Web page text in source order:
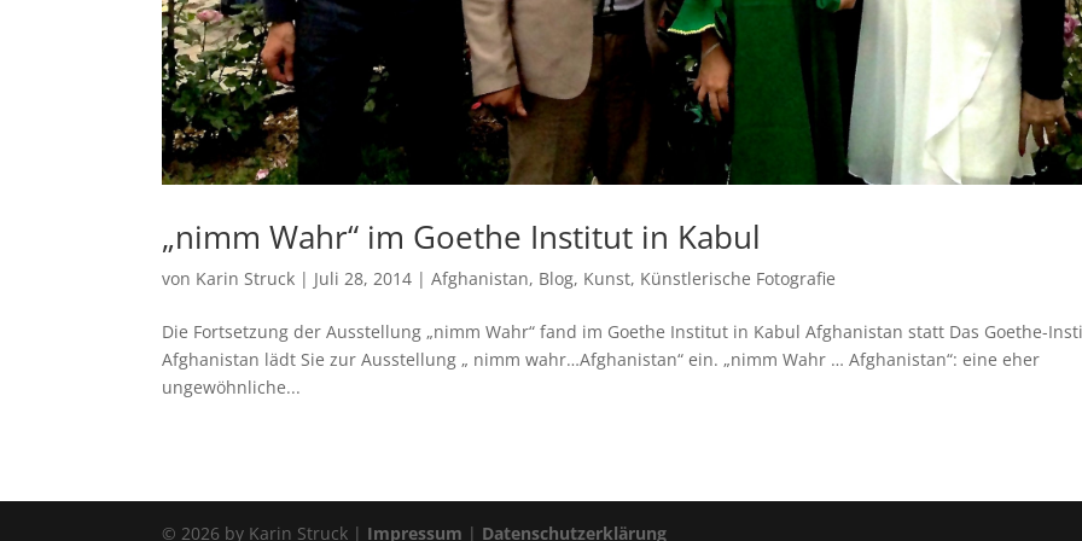
„nimm Wahr“ im Goethe Institut in Kabul
von Karin Struck | Juli 28, 2014 |Afghanistan, Blog, Kunst, Künstlerische Fotografie
Die Fortsetzung der Ausstellung „nimm Wahr“ fand im Goethe Institut in Kabul Afghanistan statt Das Goethe-
Afghanistan lädt Sie zur Ausstellung „ nimm wahr…Afghanistan“ ein. „nimm Wahr … Afghanistan“: eine eher
ungewöhnliche...
© 2026 by Karin Struck | Impressum | Datenschutzerklärung